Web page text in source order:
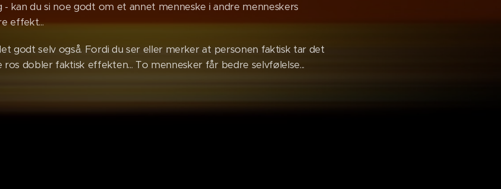
- kan du si noe godt om et annet menneske i andre menneskers
effekt...
godt selv også. Fordi du ser eller merker at personen faktisk tar det
ros dobler faktisk effekten... To mennesker får bedre selvfølelse...